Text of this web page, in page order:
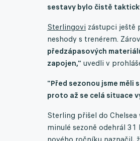
sestavy bylo čistě
Sterlingovi zástupci ještě
neshody s trenérem.
předzápasových
zapojen," uvedli v
"Před sezonou jsme měli
proto až se celá situace
Sterling přišel do Chelsea
minulé sezoně odehrál